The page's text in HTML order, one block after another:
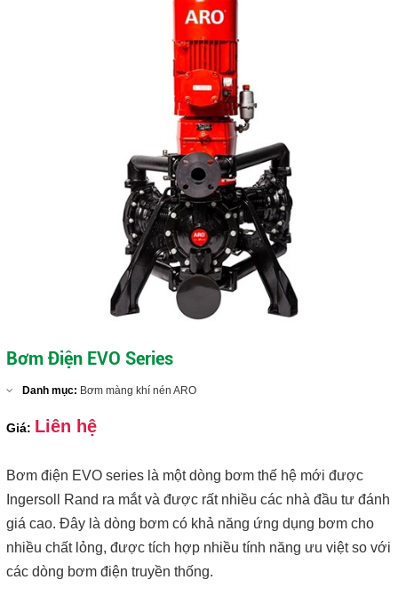
Bơm Điện EVO Series
Danh mục: Bơm màng khí nén ARO
Giá: Liên hệ
Bơm điện EVO series là một dòng bơm thế hệ mới được
Ingersoll Rand ra mắt và được rất nhiều các nhà đầu tư đánh
giá cao. Đây là dòng bơm có khả năng ứng dụng bơm cho
nhiều chất lỏng, được tích hợp nhiều tính năng ưu việt so với
các dòng bơm điện truyền thống.